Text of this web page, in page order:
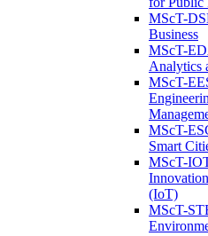
MScT-
Business
MScT-
Analytics
MScT-
MScT-
Smart
MScT-
(IoT)
MScT-